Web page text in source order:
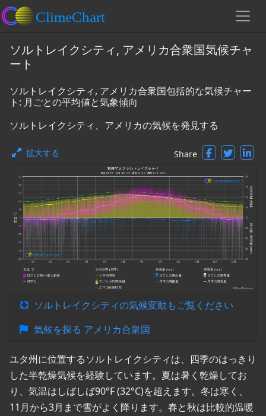
ソルトレイクシティ, アメリカ合衆国気候チャ
ート
ソルトレイクシティ, アメリカ合衆国包括的な気候チャー
ト: 月ごとの平均値と気象傾向
ソルトレイクシティ、アメリカの気候を発見する
拡大する Share
ソルトレイクシティの気候変動もご覧ください
気候を探る アメリカ合衆国
ユタ州に位置するソルトレイクシティは、四季のはっきり
した半乾燥気候を経験しています。夏は暑く乾燥してお
り、気温はしばしば90°F (32°C)を超えます。冬は寒く、
11月から3月まで雪がよく降ります。春と秋は比較的温暖